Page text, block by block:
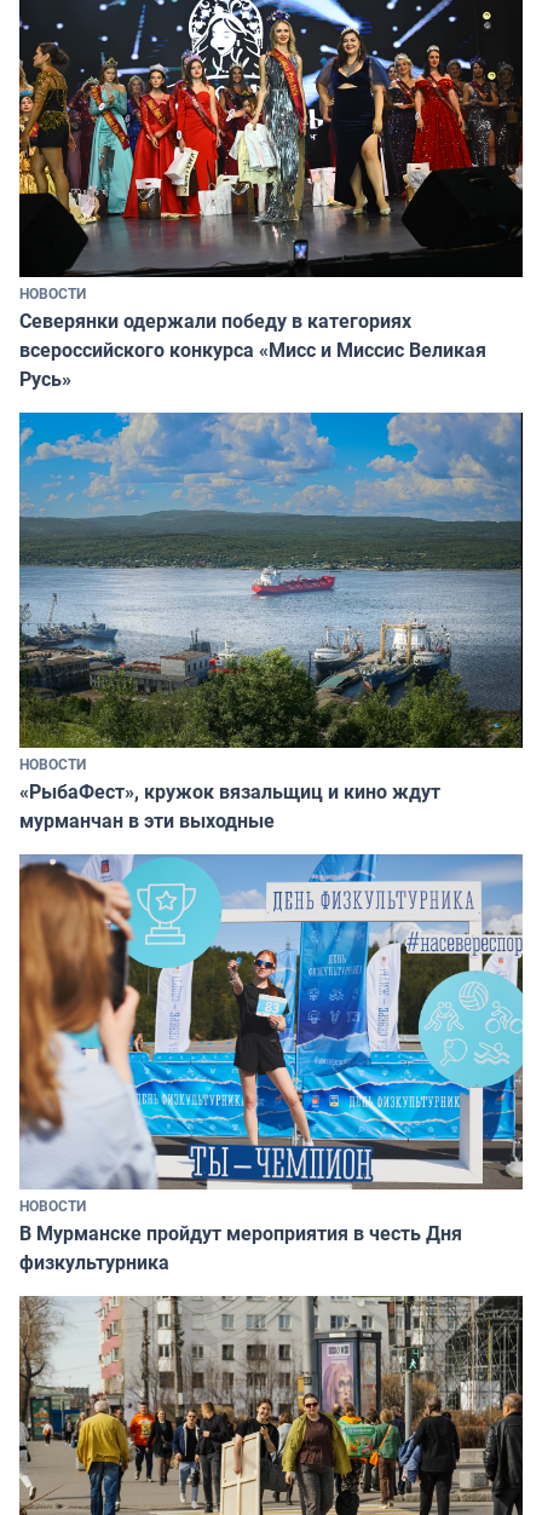
НОВОСТИ
Северянки одержали победу в категориях
всероссийского конкурса «Мисс и Миссис Великая
Русь»
НОВОСТИ
«РыбаФест», кружок вязальщиц и кино ждут
мурманчан в эти выходные
НОВОСТИ
В Мурманске пройдут мероприятия в честь Дня
физкультурника